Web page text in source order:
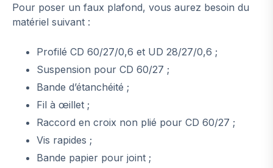
Pour poser un faux plafond, vous aurez besoin du
matériel suivant :
Profilé CD 60/27/0,6 et UD 28/27/0,6 ;
Suspension pour CD 60/27 ;
Bande d’étanchéité ;
Fil à œillet ;
Raccord en croix non plié pour CD 60/27 ;
Vis rapides ;
Bande papier pour joint ;